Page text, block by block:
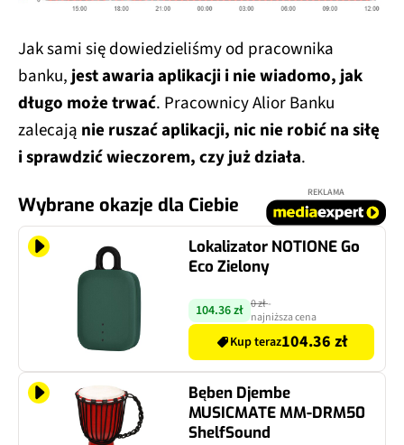
Jak sami się dowiedzieliśmy od pracownika
banku,jest awaria aplikacji i nie wiadomo, jak
długo może trwać. Pracownicy Alior Banku
zalecają nie ruszać aplikacji, nic nie robić na siłę
i sprawdzić wieczorem, czy już działa.
Wybrane okazje dla Ciebie
REKLAMA
Lokalizator NOTIONE Go
Eco Zielony
104.36 zł 0 zł-
najniższa cena
Kup teraz104.36 zł
Bęben Djembe
MUSICMATE MM-DRM50
ShelfSound